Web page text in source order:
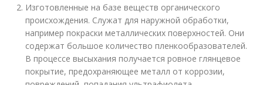
Изготовленные на базе веществ органического
происхождения. Служат для наружной обработки,
например покраски металлических поверхностей. Они
содержат большое количество пленкообразователей.
В процессе высыхания получается ровное глянцевое
покрытие, предохраняющее металл от коррозии,